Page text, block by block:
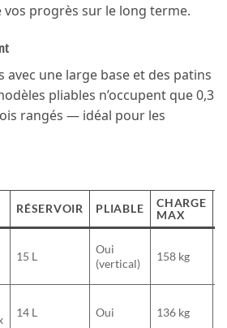
progrès sur le long terme.
avec une large base et des patins
pliables n’occupent que 0,3
rangés — idéal pour les
RÉSERVOIR PLIABLE
CHARGE
MAX
15 L
Oui
(vertical)
158 kg
14 L Oui 136 kg